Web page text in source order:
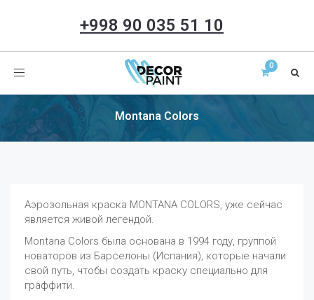
+998 90 035 51 10
Toggle
Montana Colors
Аэрозольная краска MONTANA COLORS, уже сейчас
является живой легендой.
Montana Colors была основана в 1994 году, группой
новаторов из Барселоны (Испания), которые начали
свой путь, чтобы создать краску специально для
граффити.